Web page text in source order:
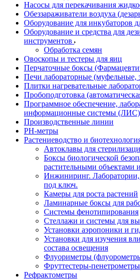
Насосы для перекачивания
Обеззараживатели воздуха
Оборудование для инкубаторов
Оборудование и средства для
инструментов
Обработка семян
Овоскопы и тестеры для яиц
Перчаточные боксы
Печи лабораторные (муфельные,
Плитки нагревательные
Пробоподготовка
Программное обеспечение,
информационные системы (ЛИС)
Производственные линии
РH-метры
Растениеводство и
Автоклавы для
Боксы биологической
растительными объектами
Инжиниринг.
под ключ.
Камеры для роста растений
Ламинарные боксы для
Системы фенотипирования
Стеллажи и системы для
Установки аэропоники и
Установки для изучения
состава освещения
Флуориметры
Фруттестеры-пенетрометры
Рефрактометры